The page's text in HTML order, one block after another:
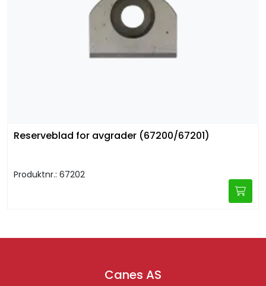
Reserveblad for avgrader (67200/67201)
Produktnr.: 67202
Canes AS